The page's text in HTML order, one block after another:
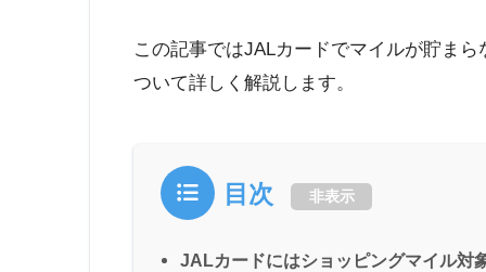
この記事ではJALカードでマイルが貯ま
ついて詳しく解説します。
目次 非表示
JALカードにはショッピングマイル対